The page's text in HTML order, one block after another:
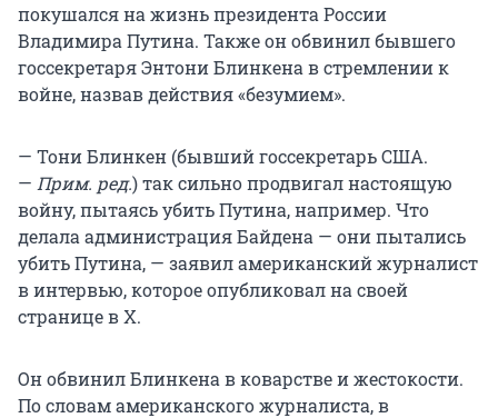
покушался на жизнь президента России
Владимира Путина. Также он обвинил бывшего
госсекретаря Энтони Блинкена в стремлении к
войне, назвав действия «безумием».
— Тони Блинкен (бывший госсекретарь США.
— Прим. ред.) так сильно продвигал настоящую
войну, пытаясь убить Путина, например. Что
делала администрация Байдена — они пытались
убить Путина, — заявил американский журналист
в интервью, которое опубликовал на своей
странице в X.
Он обвинил Блинкена в коварстве и жестокости.
По словам американского журналиста, в